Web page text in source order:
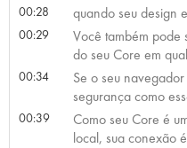
00:28 quando seu design
00:29
Você também pode
do seu Core em
00:34
Se o seu
segurança como
00:39
Como seu Core é
local, sua conexão